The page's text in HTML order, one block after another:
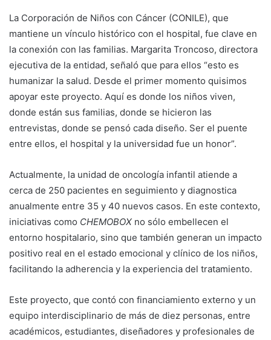
La Corporación de Niños con Cáncer (CONILE), que
mantiene un vínculo histórico con el hospital, fue clave en
la conexión con las familias. Margarita Troncoso, directora
ejecutiva de la entidad, señaló que para ellos “esto es
humanizar la salud. Desde el primer momento quisimos
apoyar este proyecto. Aquí es donde los niños viven,
donde están sus familias, donde se hicieron las
entrevistas, donde se pensó cada diseño. Ser el puente
entre ellos, el hospital y la universidad fue un honor”.
Actualmente, la unidad de oncología infantil atiende a
cerca de 250 pacientes en seguimiento y diagnostica
anualmente entre 35 y 40 nuevos casos. En este contexto,
iniciativas como CHEMOBOX no sólo embellecen el
entorno hospitalario, sino que también generan un impacto
positivo real en el estado emocional y clínico de los niños,
facilitando la adherencia y la experiencia del tratamiento.
Este proyecto, que contó con financiamiento externo y un
equipo interdisciplinario de más de diez personas, entre
académicos, estudiantes, diseñadores y profesionales de